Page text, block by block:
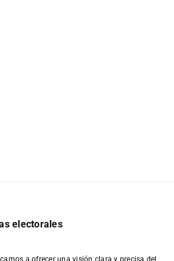
electorales
a ofrecer una visión clara y precisa del